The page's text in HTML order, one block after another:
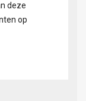
deze
op